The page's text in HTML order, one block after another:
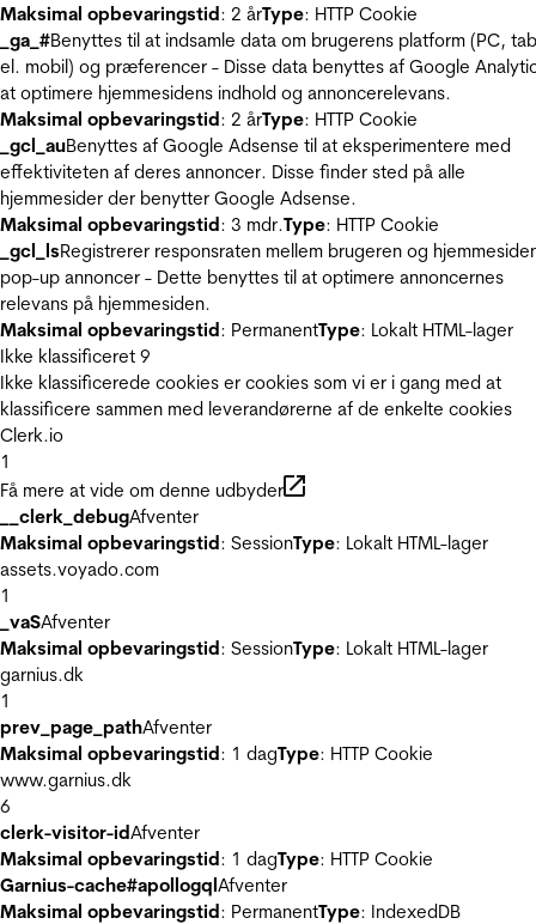
Maksimal opbevaringstid: 2 årType: HTTP Cookie
_ga_#Benyttes til at indsamle data om brugerens platform (PC,
el. mobil) og præferencer - Disse data benyttes af Google
at optimere hjemmesidens indhold og annoncerelevans.
Maksimal opbevaringstid: 2 årType: HTTP Cookie
_gcl_auBenyttes af Google Adsense til at eksperimentere med
effektiviteten af deres annoncer. Disse finder sted på alle
hjemmesider der benytter Google Adsense.
Maksimal opbevaringstid: 3 mdr.Type: HTTP Cookie
_gcl_lsRegistrerer responsraten mellem brugeren og
pop-up annoncer - Dette benyttes til at optimere annoncernes
relevans på hjemmesiden.
Maksimal opbevaringstid: PermanentType: Lokalt HTML-lager
Ikke klassificeret 9
Ikke klassificerede cookies er cookies som vi er i gang med at
klassificere sammen med leverandørerne af de enkelte cookies
Clerk.io
1
Få mere at vide om denne udbyder
__clerk_debugAfventer
Maksimal opbevaringstid: SessionType: Lokalt HTML-lager
assets.voyado.com
1
_vaSAfventer
Maksimal opbevaringstid: SessionType: Lokalt HTML-lager
garnius.dk
1
prev_page_pathAfventer
Maksimal opbevaringstid: 1 dagType: HTTP Cookie
www.garnius.dk
6
clerk-visitor-idAfventer
Maksimal opbevaringstid: 1 dagType: HTTP Cookie
Garnius-cache#apollogqlAfventer
Maksimal opbevaringstid: PermanentType: IndexedDB